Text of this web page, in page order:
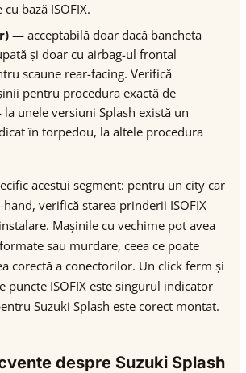
bază ISOFIX.
— acceptabilă doar dacă bancheta
și doar cu airbag-ul frontal
scaune rear-facing. Verifică
pentru procedura exactă de
unele versiuni Splash există un
în torpedou, la altele procedura
acestui segment: pentru un city car
verifică starea prinderii ISOFIX
Mașinile cu vechime pot avea
sau murdare, ceea ce poate
corectă a conectorilor. Un click ferm și
puncte ISOFIX este singurul indicator
Suzuki Splash este corect montat.
despre Suzuki Splash